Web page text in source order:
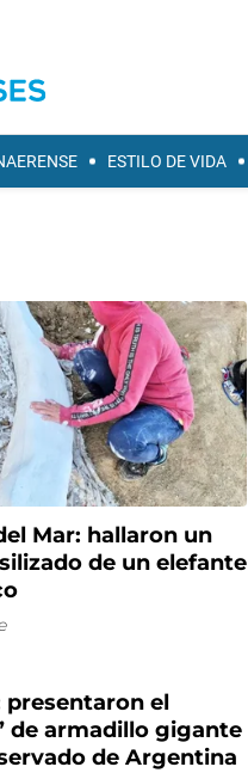
ESTILO DE VIDA
Mar: hallaron un
de un elefante
presentaron el
de armadillo gigante
de Argentina